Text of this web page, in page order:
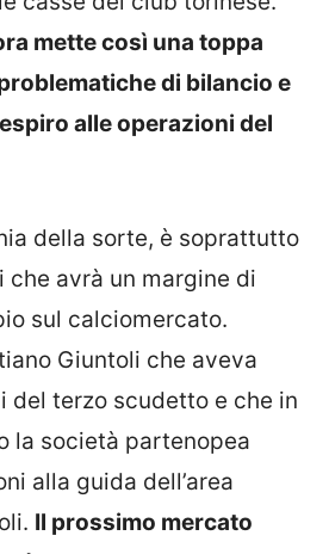
mette così una toppa
di bilancio e
alle operazioni del
della sorte, è soprattutto
che avrà un margine di
sul calciomercato.
Giuntoli che aveva
del terzo scudetto e che in
la società partenopea
alla guida dell’area
Il prossimo mercato